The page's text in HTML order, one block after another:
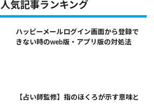
人気記事ランキング
ハッピーメールログイン画面から登録で
きない時のweb版・アプリ版の対処法
【占い師監修】指のほくろが示す意味と